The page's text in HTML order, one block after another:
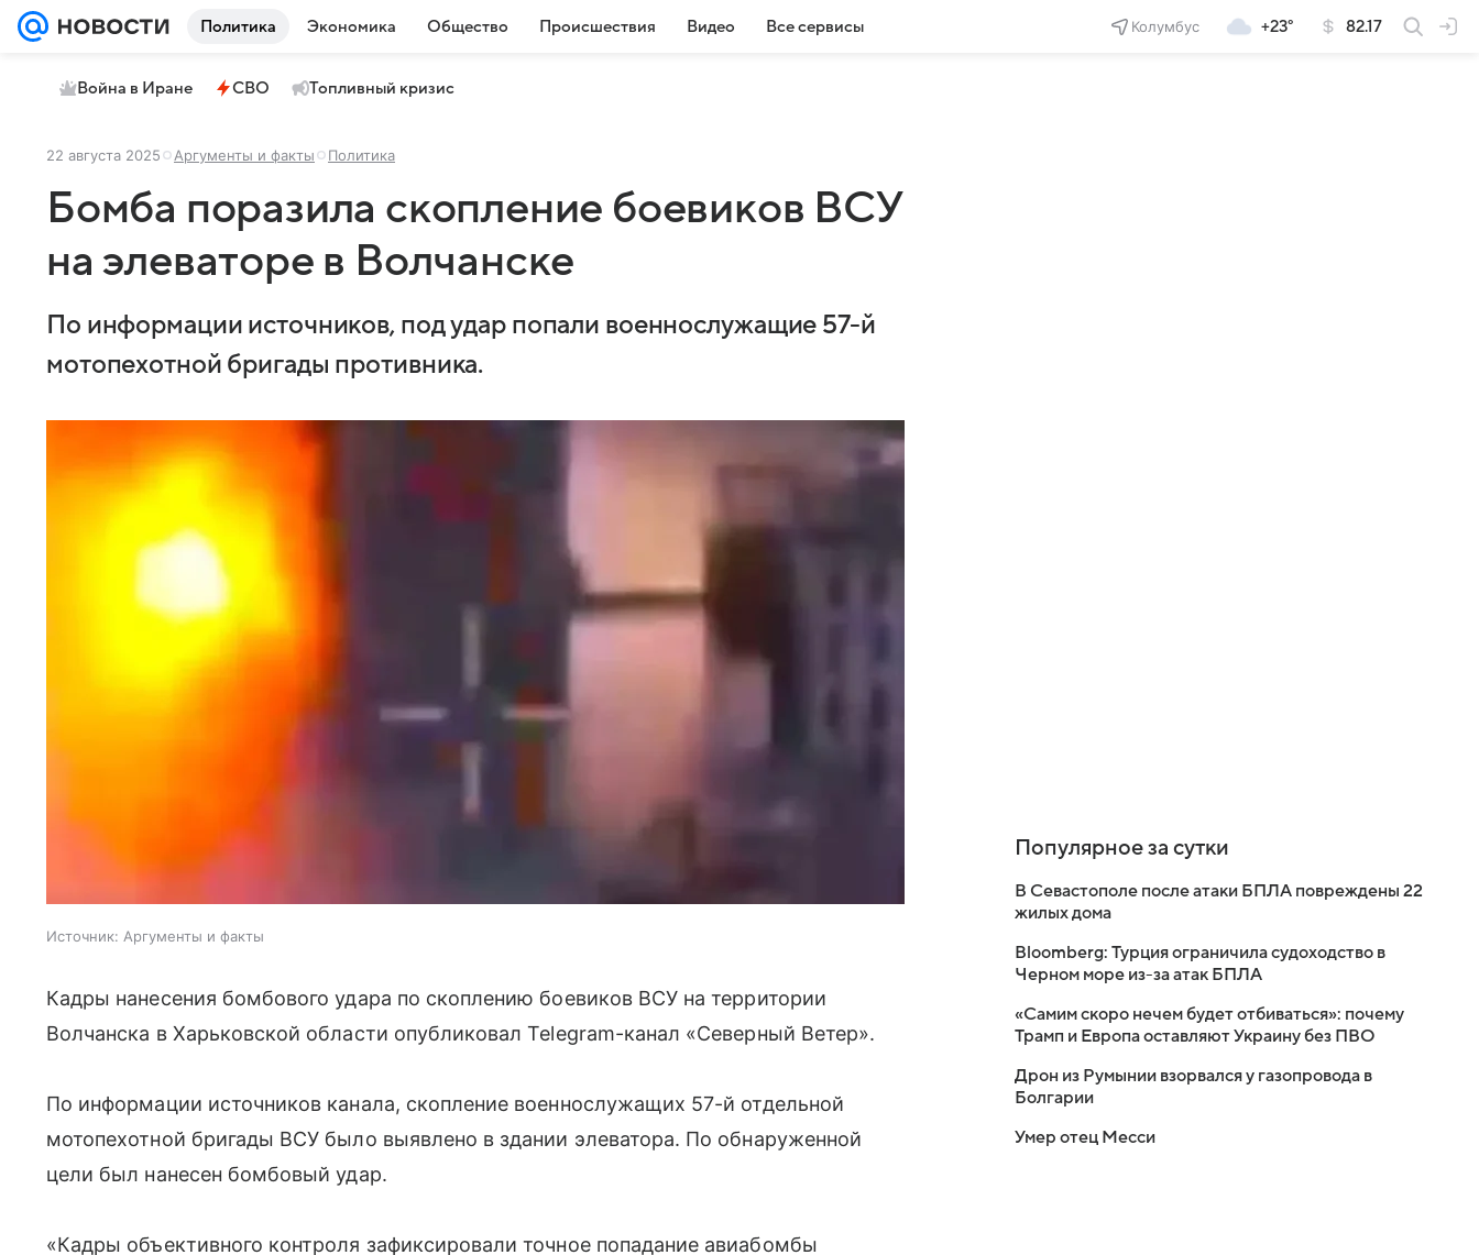
Политика Экономика Общество Происшествия Видео Все сервисы Колумбус +23° 82.17
Война в Иране СВО Топливный кризис
22 августа 2025 Аргументы и факты Политика
Бомба поразила скопление боевиков ВСУ
на элеваторе в Волчанске
По информации источников, под удар попали военнослужащие 57-й
мотопехотной бригады противника.
Источник: Аргументы и факты
Кадры нанесения бомбового удара по скоплению боевиков ВСУ на территории
Волчанска в Харьковской области опубликовал Telegram-канал «Северный Ветер».
По информации источников канала, скопление военнослужащих 57-й отдельной
мотопехотной бригады ВСУ было выявлено в здании элеватора. По обнаруженной
цели был нанесен бомбовый удар.
«Кадры объективного контроля зафиксировали точное попадание авиабомбы
Популярное за сутки
В Севастополе после атаки БПЛА повреждены 22
жилых дома
Bloomberg: Турция ограничила судоходство в
Черном море из-за атак БПЛА
«Самим скоро нечем будет отбиваться»: почему
Трамп и Европа оставляют Украину без ПВО
Дрон из Румынии взорвался у газопровода в
Болгарии
Умер отец Месси